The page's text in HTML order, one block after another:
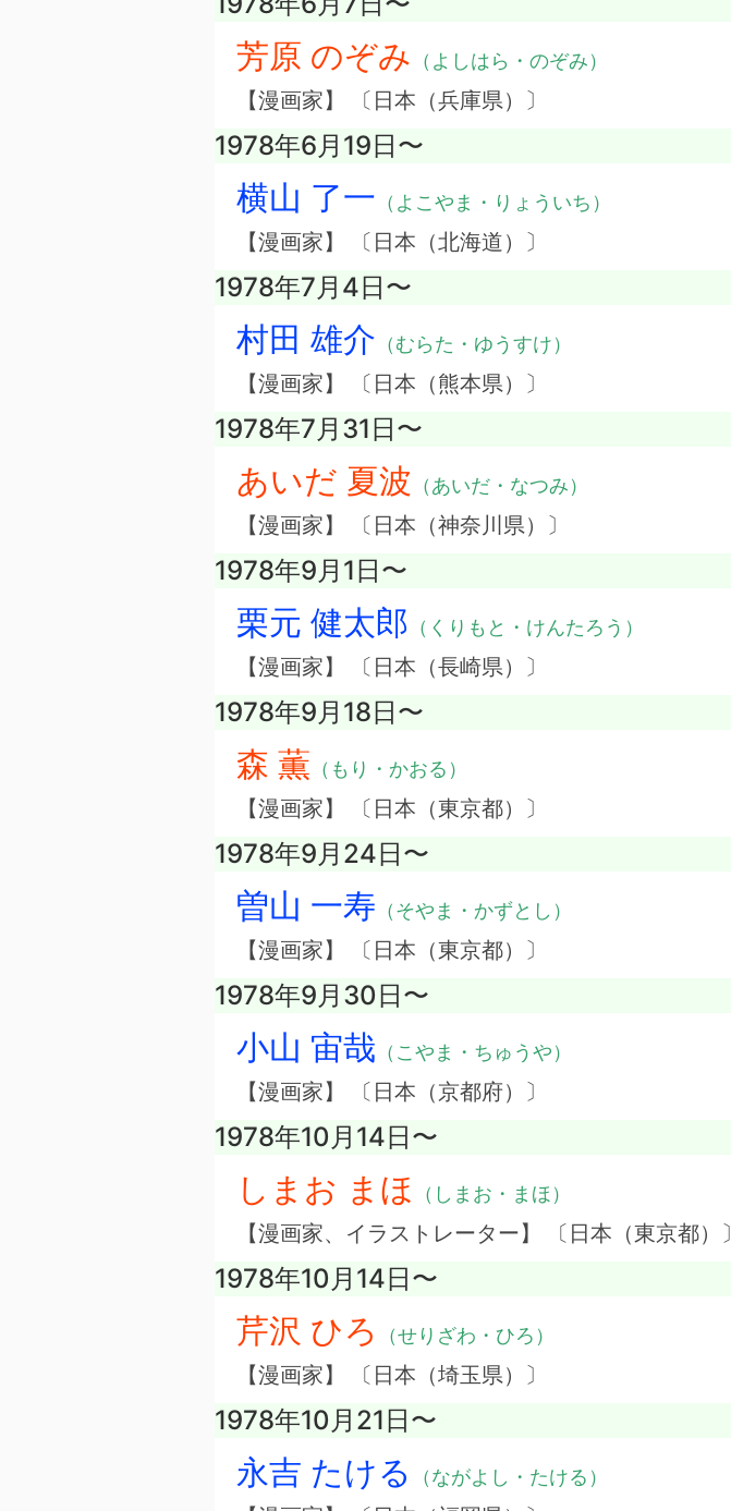
芳原 のぞみ （よしはら・のぞみ）
【漫画家】 〔日本（兵庫県）〕
1978年6月19日〜
横山 了一 （よこやま・りょういち）
【漫画家】 〔日本（北海道）〕
1978年7月4日〜
村田 雄介 （むらた・ゆうすけ）
【漫画家】 〔日本（熊本県）〕
1978年7月31日〜
あいだ 夏波 （あいだ・なつみ）
【漫画家】 〔日本（神奈川県）〕
1978年9月1日〜
栗元 健太郎 （くりもと・けんたろう）
【漫画家】 〔日本（長崎県）〕
1978年9月18日〜
森 薫 （もり・かおる）
【漫画家】 〔日本（東京都）〕
1978年9月24日〜
曽山 一寿 （そやま・かずとし）
【漫画家】 〔日本（東京都）〕
1978年9月30日〜
小山 宙哉 （こやま・ちゅうや）
【漫画家】 〔日本（京都府）〕
1978年10月14日〜
しまお まほ （しまお・まほ）
【漫画家、イラストレーター】 〔日本（東京都）〕
1978年10月14日〜
芹沢 ひろ （せりざわ・ひろ）
【漫画家】 〔日本（埼玉県）〕
1978年10月21日〜
永吉 たける （ながよし・たける）